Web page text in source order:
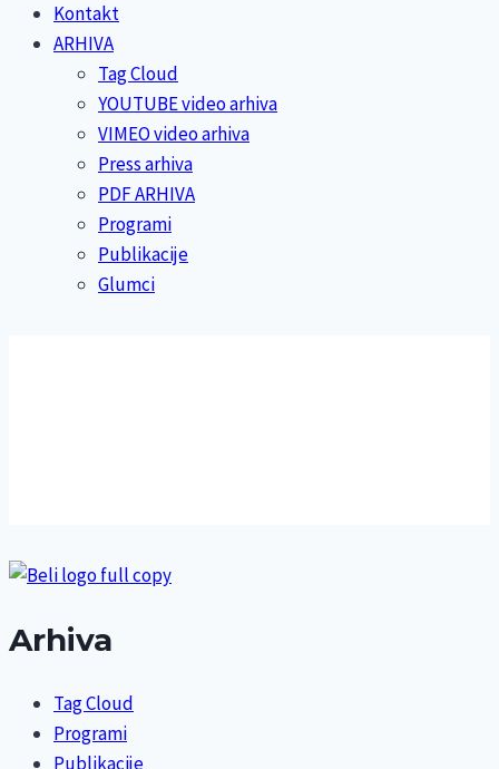
Kontakt
ARHIVA
Tag Cloud
YOUTUBE video arhiva
VIMEO video arhiva
Press arhiva
PDF ARHIVA
Programi
Publikacije
Glumci
Arhiva
Tag Cloud
Programi
Publikacije